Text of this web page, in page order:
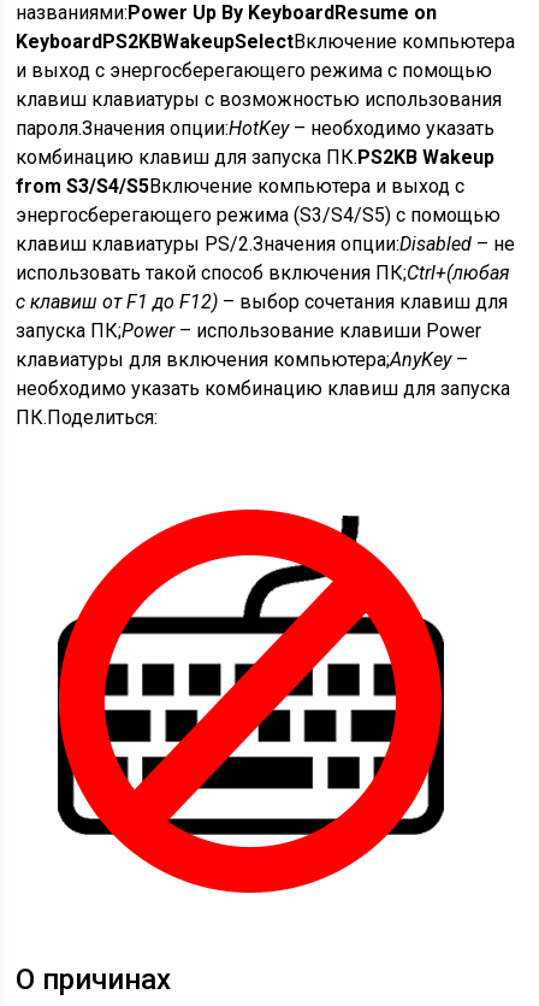
названиями:Power Up By KeyboardResume on
KeyboardPS2KBWakeupSelectВключение компьютера
и выход с энергосберегающего режима с помощью
клавиш клавиатуры с возможностью использования
пароля.Значения опции:HotKey– необходимо указать
комбинацию клавиш для запуска ПК.PS2KB Wakeup
from S3/S4/S5Включение компьютера и выход с
энергосберегающего режима (S3/S4/S5) с помощью
клавиш клавиатуры PS/2.Значения опции:Disabled – не
использовать такой способ включения ПК;Ctrl+(любая
с клавиш отF1 доF12) – выбор сочетания клавиш для
запуска ПК;Power– использование клавиши Power
клавиатуры для включения компьютера;AnyKey–
необходимо указать комбинацию клавиш для запуска
ПК.Поделиться:
О причинах